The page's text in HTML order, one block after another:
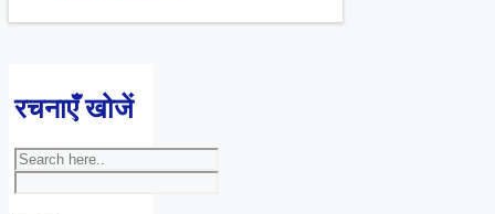
रचनाएँ खोजें